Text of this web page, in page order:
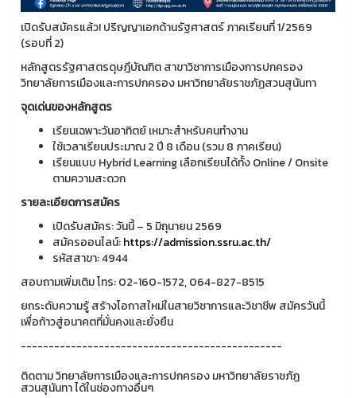
เปิดรับสมัครแล้ว! ปริญญาเอกด้านรัฐศาสตร์ ภาคเรียนที่ 1/2569
(รอบที่ 2)
หลักสูตรรัฐศาสตรดุษฎีบัณฑิต สาขาวิชาการเมืองการปกครอง
วิทยาลัยการเมืองและการปกครอง มหาวิทยาลัยราชภัฏสวนสุนันทา
จุดเด่นของหลักสูตร
เรียนเฉพาะวันอาทิตย์ เหมาะสำหรับคนทำงาน
ใช้เวลาเรียนประมาณ 2 ปี 8 เดือน (รวม 8 ภาคเรียน)
เรียนแบบ Hybrid Learning เลือกเรียนได้ทั้ง Online / Onsite
ตามความสะดวก
รายละเอียดการสมัคร
เปิดรับสมัคร: วันนี้ – 5 มิถุนายน 2569
สมัครออนไลน์:https://admission.ssru.ac.th/
รหัสสาขา: 4944
สอบถามเพิ่มเติม โทร: 02-160-1572, 064-827-8515
ยกระดับความรู้ สร้างโอกาสใหม่ในสายวิชาการและวิชาชีพ สมัครวันนี้
เพื่อก้าวสู่อนาคตที่มั่นคงและยั่งยืน
-----------------------------------------------
ติดตาม วิทยาลัยการเมืองและการปกครอง มหาวิทยาลัยราชภัฏ
สวนสุนันทา ได้ในช่องทางอื่นๆ